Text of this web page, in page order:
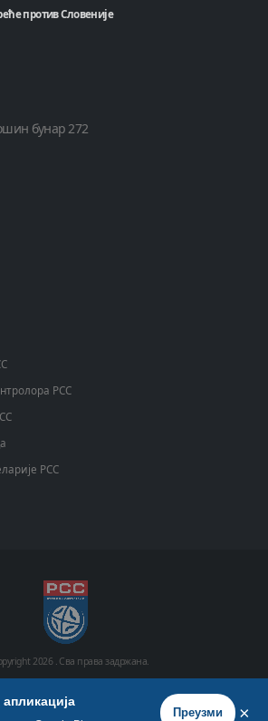
против Словеније
бунар 272
РСС
РСС
2026 . Сва права задржана.
Фото галерија Видео галерија
Преузми ×